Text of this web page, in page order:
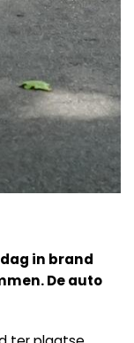
in brand
De auto